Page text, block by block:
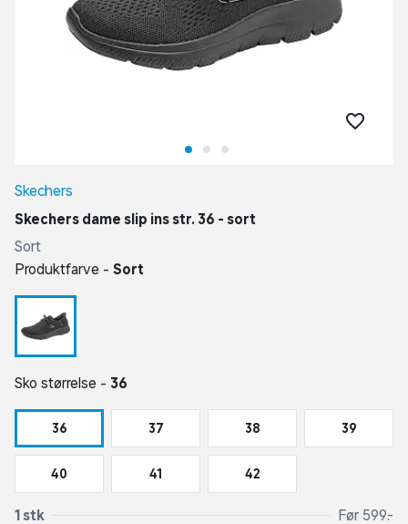
Skechers
Skechers dame slip ins str. 36 - sort
Sort
Produktfarve - Sort
Sko størrelse - 36
36 37 38 39
40 41 42
1 stk Før 599,-